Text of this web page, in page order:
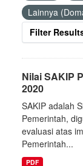
Lainnya
Filter
Nilai SAKIP
2020
SAKIP adalah
Pemerintah,
evaluasi atas
Pemerintah...
PDF